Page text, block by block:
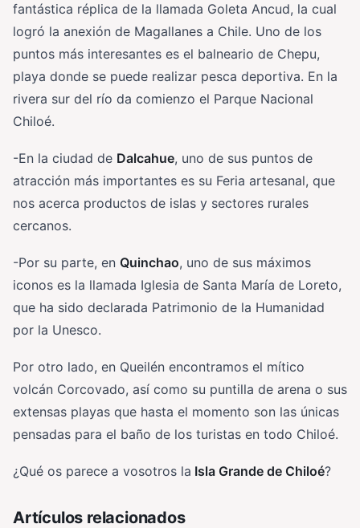
fantástica réplica de la llamada Goleta Ancud, la cual
logró la anexión de Magallanes a Chile. Uno de los
puntos más interesantes es el balneario de Chepu,
playa donde se puede realizar pesca deportiva. En la
rivera sur del río da comienzo el Parque Nacional
Chiloé.
-En la ciudad de Dalcahue, uno de sus puntos de
atracción más importantes es su Feria artesanal, que
nos acerca productos de islas y sectores rurales
cercanos.
-Por su parte, en Quinchao, uno de sus máximos
iconos es la llamada Iglesia de Santa María de Loreto,
que ha sido declarada Patrimonio de la Humanidad
por la Unesco.
Por otro lado, en Queilén encontramos el mítico
volcán Corcovado, así como su puntilla de arena o sus
extensas playas que hasta el momento son las únicas
pensadas para el baño de los turistas en todo Chiloé.
¿Qué os parece a vosotros la Isla Grande de Chiloé?
Artículos relacionados